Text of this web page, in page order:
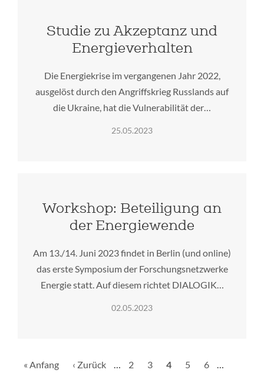
Studie zu Akzeptanz und
Energieverhalten
Die Energiekrise im vergangenen Jahr 2022,
ausgelöst durch den Angriffskrieg Russlands auf
die Ukraine, hat die Vulnerabilität der…
25.05.2023
Workshop: Beteiligung an
der Energiewende
Am 13./14. Juni 2023 findet in Berlin (und online)
das erste Symposium der Forschungsnetzwerke
Energie statt. Auf diesem richtet DIALOGIK…
02.05.2023
Erste
« Anfang
Vorherige
‹ Zurück … Seite
2 Seite
3
Aktuelle
4 Seite
5 Seite
6 …